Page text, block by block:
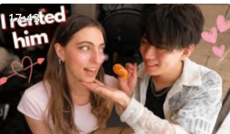
17:43